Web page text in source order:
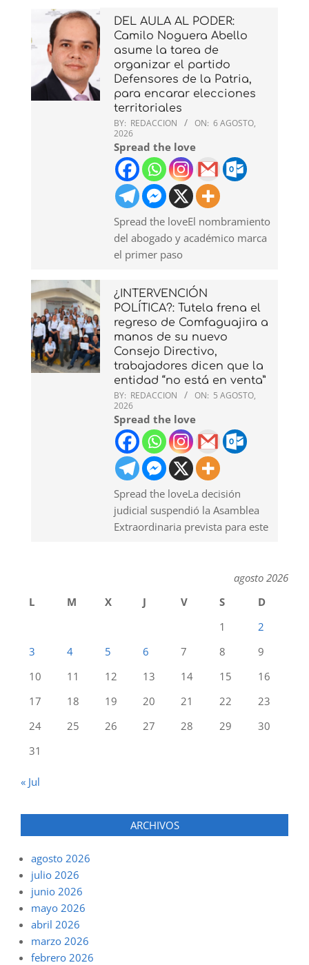
DEL AULA AL PODER:
Camilo Noguera Abello
asume la tarea de
organizar el partido
Defensores de la Patria,
para encarar elecciones
territoriales
BY: REDACCION ON: 6 AGOSTO,
2026
Spread the love
Spread the loveEl nombramiento
del abogado y académico marca
el primer paso
¿INTERVENCIÓN
POLÍTICA?: Tutela frena el
regreso de Comfaguajira a
manos de su nuevo
Consejo Directivo,
trabajadores dicen que la
entidad “no está en venta”
BY: REDACCION ON: 5 AGOSTO,
2026
Spread the love
Spread the loveLa decisión
judicial suspendió la Asamblea
Extraordinaria prevista para este
agosto 2026
L
M X J V S
D
1
2
3
4 5 6 7 8
9
10
11 12 13 14 15
16
17
18 19 20 21 22
23
24
25 26 27 28 29
30
31
« Jul
ARCHIVOS
agosto 2026
julio 2026
junio 2026
mayo 2026
abril 2026
marzo 2026
febrero 2026